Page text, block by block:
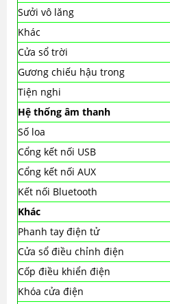
Sưởi vô lăng
Khác
Cửa sổ trời
Gương chiếu hậu trong
Tiện nghi
Hệ thống âm thanh
Số loa
Cổng kết nối USB
Cổng kết nối AUX
Kết nối Bluetooth
Khác
Phanh tay điện tử
Cửa sổ điều chỉnh điện
Cốp điều khiển điện
Khóa cửa điện